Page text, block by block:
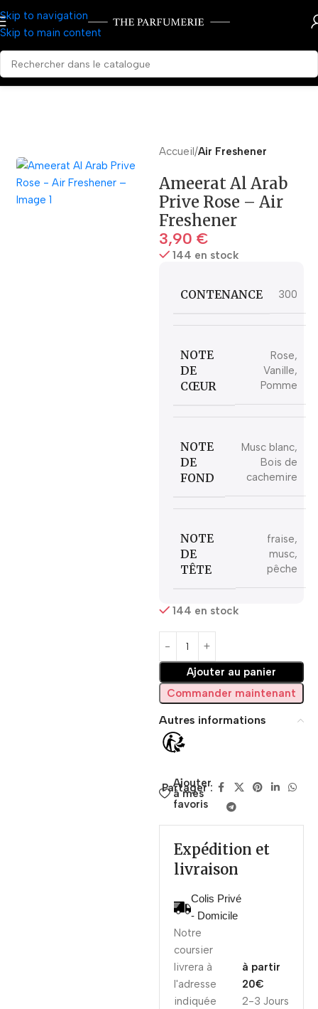
Skip to navigation
Skip to main content
Accueil Air Freshener
Ameerat Al Arab
Prive Rose – Air
Freshener
3,90 €
144 en stock
CONTENANCE 300
NOTE
DE
CŒUR
Rose,
Vanille,
Pomme
NOTE
DE
FOND
Musc blanc,
Bois de
cachemire
NOTE
DE
TÊTE
fraise,
musc,
pêche
144 en stock
Ajouter au panier
Commander maintenant
Autres informations
Ajouter
à mes
favoris
Partager :
Expédition et
livraison
Colis Privé
- Domicile
Notre
coursier
livrera à
l'adresse
indiquée
2-3 Jours
à partir
20€